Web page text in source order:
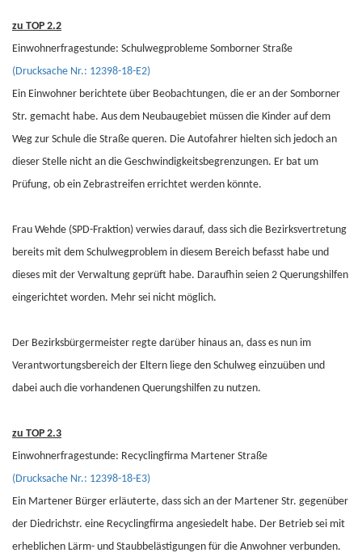
zu TOP 2.2
Einwohnerfragestunde: Schulwegprobleme Somborner Straße
(Drucksache Nr.: 12398-18-E2)
Ein Einwohner berichtete über Beobachtungen, die er an der Somborner
Str. gemacht habe. Aus dem Neubaugebiet müssen die Kinder auf dem
Weg zur Schule die Straße queren. Die Autofahrer hielten sich jedoch an
dieser Stelle nicht an die Geschwindigkeitsbegrenzungen. Er bat um
Prüfung, ob ein Zebrastreifen errichtet werden könnte.
Frau Wehde (SPD-Fraktion) verwies darauf, dass sich die Bezirksvertretung
bereits mit dem Schulwegproblem in diesem Bereich befasst habe und
dieses mit der Verwaltung geprüft habe. Daraufhin seien 2 Querungshilfen
eingerichtet worden. Mehr sei nicht möglich.
Der Bezirksbürgermeister regte darüber hinaus an, dass es nun im
Verantwortungsbereich der Eltern liege den Schulweg einzuüben und
dabei auch die vorhandenen Querungshilfen zu nutzen.
zu TOP 2.3
Einwohnerfragestunde: Recyclingfirma Martener Straße
(Drucksache Nr.: 12398-18-E3)
Ein Martener Bürger erläuterte, dass sich an der Martener Str. gegenüber
der Diedrichstr. eine Recyclingfirma angesiedelt habe. Der Betrieb sei mit
erheblichen Lärm- und Staubbelästigungen für die Anwohner verbunden.